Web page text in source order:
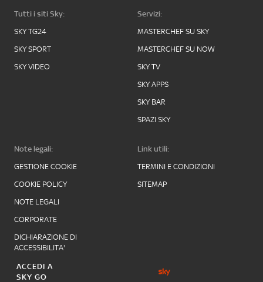
Tutti i siti Sky:
SKY TG24
SKY SPORT
SKY VIDEO
Servizi:
MASTERCHEF SU SKY
MASTERCHEF SU NOW
SKY TV
SKY APPS
SKY BAR
SPAZI SKY
Note legali:
GESTIONE COOKIE
COOKIE POLICY
NOTE LEGALI
CORPORATE
DICHIARAZIONE DI
ACCESSIBILITA'
Link utili:
TERMINI E CONDIZIONI
SITEMAP
ACCEDI A
SKY GO